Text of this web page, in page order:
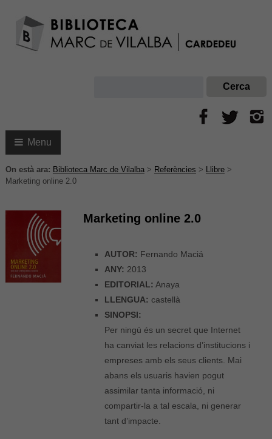
Menu
On està ara: Biblioteca Marc de Vilalba> Referències > Llibre>
Marketing online 2.0
Marketing online 2.0
AUTOR: Fernando Maciá
ANY: 2013
EDITORIAL: Anaya
LLENGUA: castellà
SINOPSI:
Per ningú és un secret que Internet
ha canviat les relacions d’institucions i
empreses amb els seus clients. Mai
abans els usuaris havien pogut
assimilar tanta informació, ni
compartir-la a tal escala, ni generar
tant d’impacte.